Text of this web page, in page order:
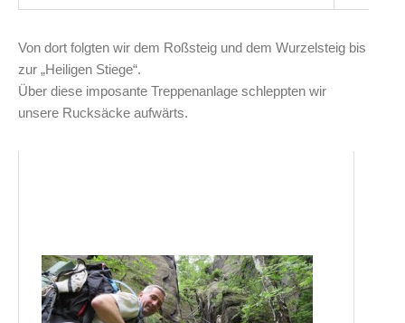
Von dort folgten wir dem Roßsteig und dem Wurzelsteig bis
zur „Heiligen Stiege“.
Über diese imposante Treppenanlage schleppten wir
unsere Rucksäcke aufwärts.